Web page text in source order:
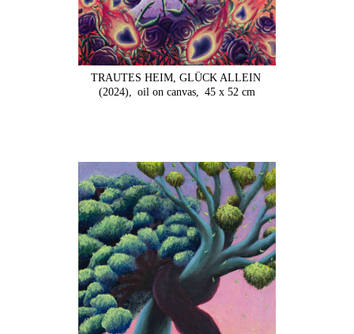
TRAUTES HEIM, GLÜCK ALLEIN
(2024),
oil on canvas, 45 x 52 cm